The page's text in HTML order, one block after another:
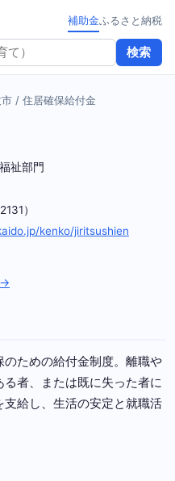
検索
補助金ふるさと納税
/ 住居確保給付金
祉部門
）
kenko/jiritsushien
→
ための給付金制度。離職や
者、または既に失った者に
給し、生活の安定と就職活